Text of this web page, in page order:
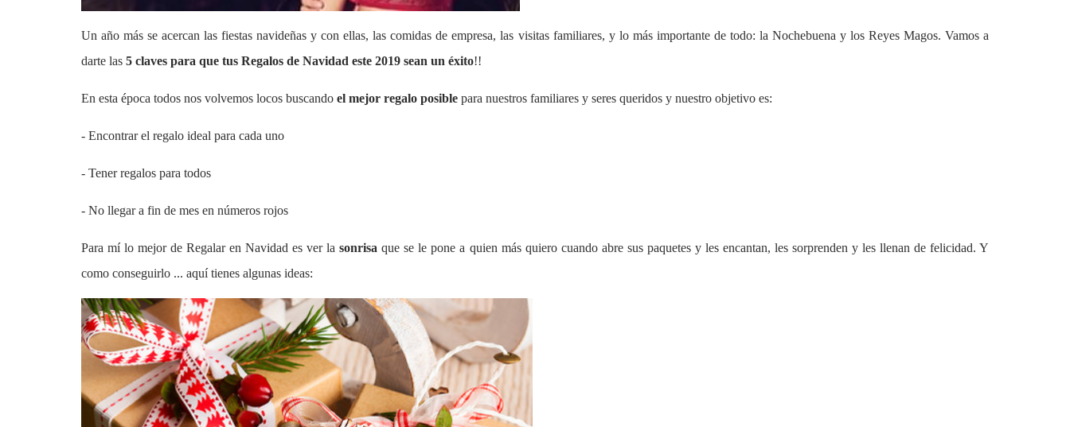
Un año más se acercan las fiestas navideñas y con ellas, las comidas de empresa, las visitas familiares, y lo más importante de todo: la Nochebuena y los Reyes Magos. Vamos a
darte las 5 claves para que tus Regalos de Navidad este 2019 sean un éxito!!
En esta época todos nos volvemos locos buscando el mejor regalo posible para nuestros familiares y seres queridos y nuestro objetivo es:
- Encontrar el regalo ideal para cada uno
- Tener regalos para todos
- No llegar a fin de mes en números rojos
Para mí lo mejor de Regalar en Navidad es ver lasonrisa que se le pone a quien más quiero cuando abre sus paquetes y les encantan, les sorprenden y les llenan de felicidad. Y
como conseguirlo ... aquí tienes algunas ideas: